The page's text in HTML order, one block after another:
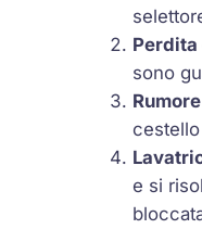
sono
e si